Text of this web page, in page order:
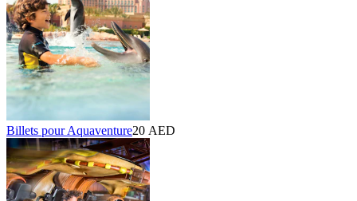
Billets pour Aquaventure20 AED